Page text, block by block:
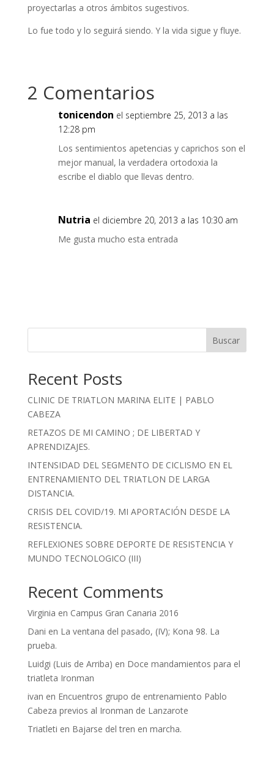
proyectarlas a otros ámbitos sugestivos.
Lo fue todo y lo seguirá siendo. Y la vida sigue y fluye.
2 Comentarios
tonicendon el septiembre 25, 2013 a las
12:28 pm
Los sentimientos apetencias y caprichos son el
mejor manual, la verdadera ortodoxia la
escribe el diablo que llevas dentro.
Nutria el diciembre 20, 2013 a las 10:30 am
Me gusta mucho esta entrada
Buscar
Recent Posts
CLINIC DE TRIATLON MARINA ELITE | PABLO
CABEZA
RETAZOS DE MI CAMINO ; DE LIBERTAD Y
APRENDIZAJES.
INTENSIDAD DEL SEGMENTO DE CICLISMO EN EL
ENTRENAMIENTO DEL TRIATLON DE LARGA
DISTANCIA.
CRISIS DEL COVID/19. MI APORTACIÓN DESDE LA
RESISTENCIA.
REFLEXIONES SOBRE DEPORTE DE RESISTENCIA Y
MUNDO TECNOLOGICO (III)
Recent Comments
Virginia en Campus Gran Canaria 2016
Dani en La ventana del pasado, (IV); Kona 98. La
prueba.
Luidgi (Luis de Arriba) en Doce mandamientos para el
triatleta Ironman
ivan en Encuentros grupo de entrenamiento Pablo
Cabeza previos al Ironman de Lanzarote
Triatleti en Bajarse del tren en marcha.